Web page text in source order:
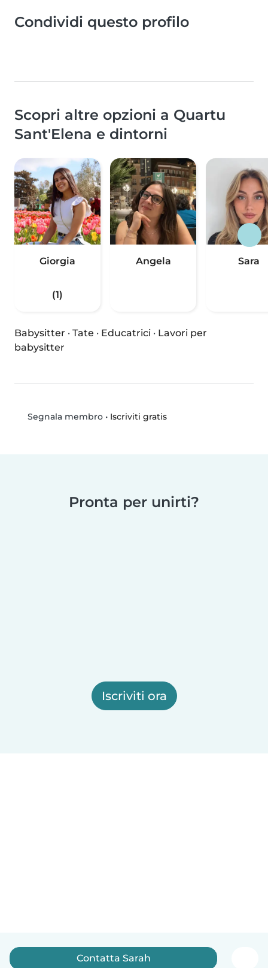
Condividi questo profilo
Scopri altre opzioni a Quartu
Sant'Elena e dintorni
Giorgia
(1)
Angela Sara
Babysitter · Tate · Educatrici · Lavori per
babysitter
Segnala membro• Iscriviti gratis
Pronta per unirti?
Iscriviti ora
Contatta Sarah